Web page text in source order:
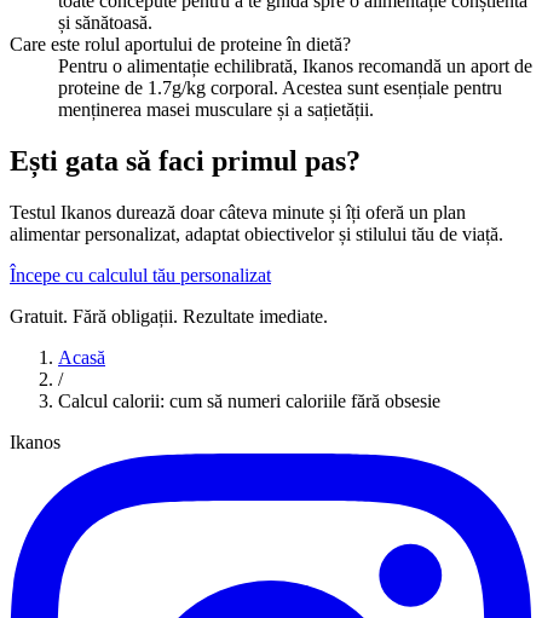
și sănătoasă.
Care este rolul aportului de proteine în dietă?
Pentru o alimentație echilibrată, Ikanos recomandă un aport de
proteine de 1.7g/kg corporal. Acestea sunt esențiale pentru
menținerea masei musculare și a sațietății.
Ești gata să faci primul pas?
Testul Ikanos durează doar câteva minute și îți oferă un plan
alimentar personalizat, adaptat obiectivelor și stilului tău de viață.
Începe cu calculul tău personalizat
Gratuit. Fără obligații. Rezultate imediate.
Acasă
/
Calcul calorii: cum să numeri caloriile fără obsesie
Ikanos